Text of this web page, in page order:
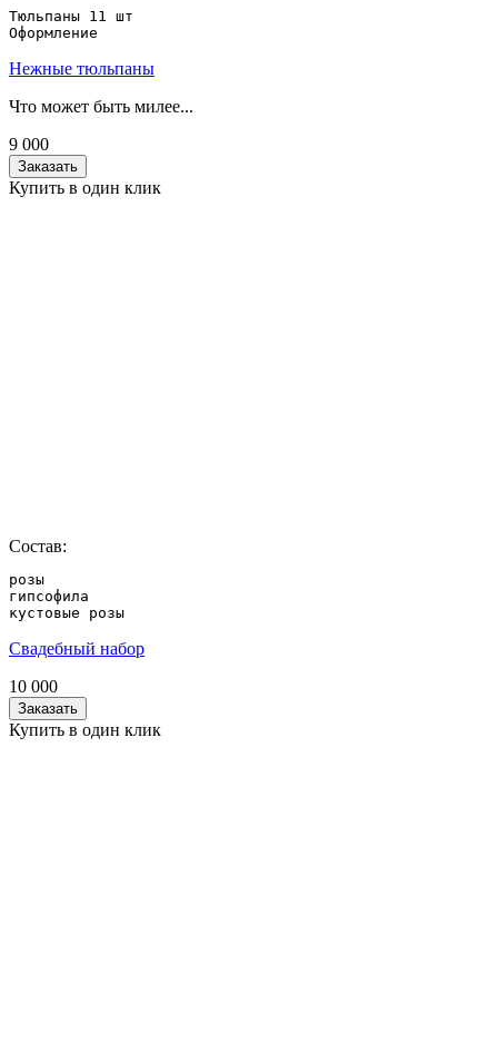
Тюльпаны 11 шт
Оформление
Нежные тюльпаны
Что может быть милее...
9 000
Заказать
Купить в один клик
Состав:
розы
гипсофила
кустовые розы
Свадебный набор
10 000
Заказать
Купить в один клик